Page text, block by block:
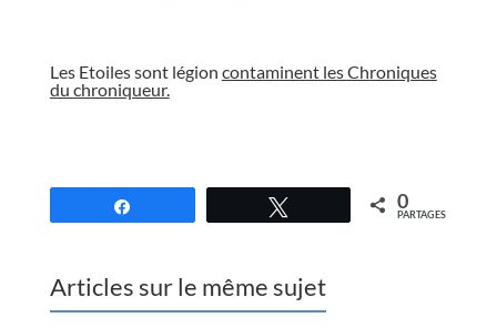
Les Etoiles sont légion contaminent les Chroniques
du chroniqueur.
0
PARTAGES
Articles sur le même sujet